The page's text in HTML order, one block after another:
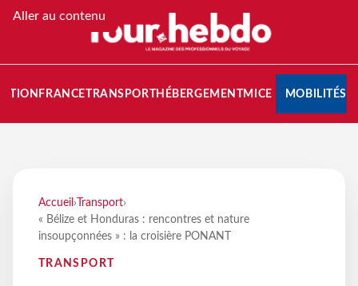
Aller au contenu
FRANCETRANSPORT HÉBERGEMENTMICE MOBILITÉS
Accueil › Transport›
« Bélize et Honduras : rencontres et nature
insoupçonnées » : la croisière PONANT
TRANSPORT